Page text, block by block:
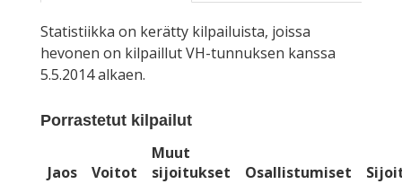
Statistiikka on kerätty kilpailuista, joissa
hevonen on kilpaillut VH-tunnuksen kanssa
5.5.2014 alkaen.
Porrastetut kilpailut
Jaos Voitot
Muut
sijoitukset
Osallistumiset